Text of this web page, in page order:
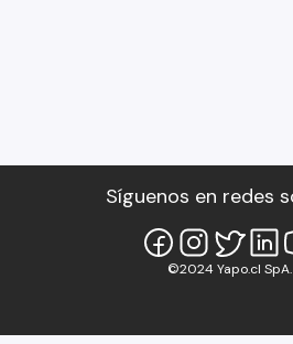
Síguenos en redes
©2024 Yapo.cl SpA.